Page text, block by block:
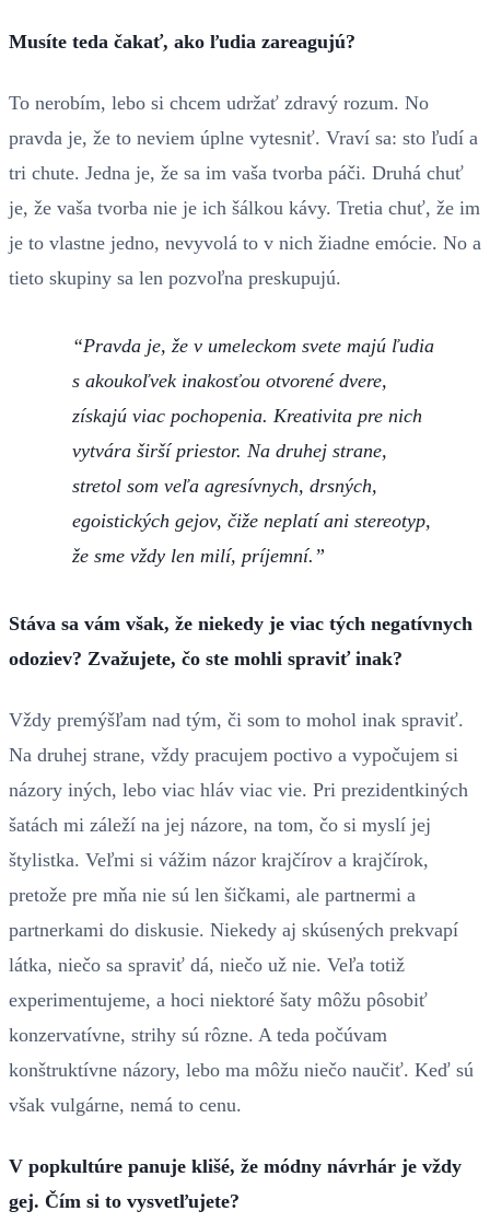
Musíte teda čakať, ako ľudia zareagujú?
To nerobím, lebo si chcem udržať zdravý rozum. No
pravda je, že to neviem úplne vytesniť. Vraví sa: sto ľudí a
tri chute. Jedna je, že sa im vaša tvorba páči. Druhá chuť
je, že vaša tvorba nie je ich šálkou kávy. Tretia chuť, že im
je to vlastne jedno, nevyvolá to v nich žiadne emócie. No a
tieto skupiny sa len pozvoľna preskupujú.
Pravda je, že v umeleckom svete majú ľudia
s akoukoľvek inakosťou otvorené dvere,
získajú viac pochopenia. Kreativita pre nich
vytvára širší priestor. Na druhej strane,
stretol som veľa agresívnych, drsných,
egoistických gejov, čiže neplatí ani stereotyp,
že sme vždy len milí, príjemní.
Stáva sa vám však, že niekedy je viac tých negatívnych
odoziev? Zvažujete, čo ste mohli spraviť inak?
Vždy premýšľam nad tým, či som to mohol inak spraviť.
Na druhej strane, vždy pracujem poctivo a vypočujem si
názory iných, lebo viac hláv viac vie. Pri prezidentkiných
šatách mi záleží na jej názore, na tom, čo si myslí jej
štylistka. Veľmi si vážim názor krajčírov a krajčírok,
pretože pre mňa nie sú len šičkami, ale partnermi a
partnerkami do diskusie. Niekedy aj skúsených prekvapí
látka, niečo sa spraviť dá, niečo už nie. Veľa totiž
experimentujeme, a hoci niektoré šaty môžu pôsobiť
konzervatívne, strihy sú rôzne. A teda počúvam
konštruktívne názory, lebo ma môžu niečo naučiť. Keď sú
však vulgárne, nemá to cenu.
V popkultúre panuje klišé, že módny návrhár je vždy
gej. Čím si to vysvetľujete?